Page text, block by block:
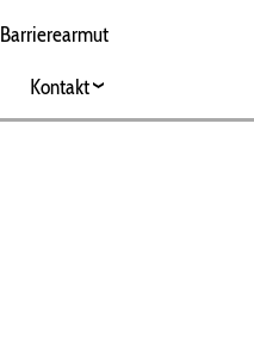
Barrierearmut
Kontakt